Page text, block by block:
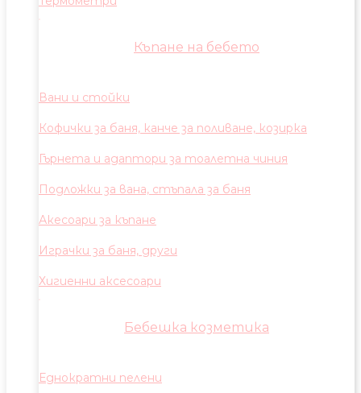
Къпане на бебето
Вани и стойки
Кофички за баня, канче за поливане, козирка
Гърнета и адаптори за тоалетна чиния
Подложки за вана, стъпала за баня
Акесоари за къпане
Играчки за баня, други
Хигиенни аксесоари
Бебешка козметика
Еднократни пелени